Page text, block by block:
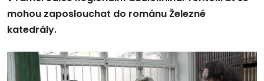
mohou zaposlouchat do románu Železné
katedrály.